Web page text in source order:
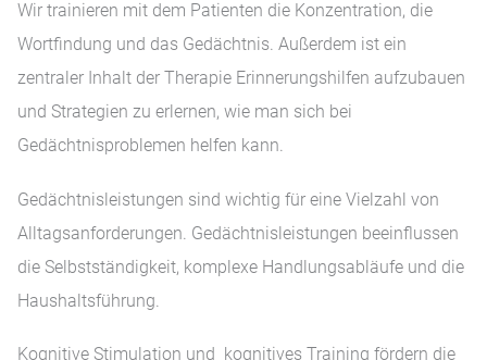
Wir trainieren mit dem Patienten die Konzentration, die
Wortfindung und das Gedächtnis. Außerdem ist ein
zentraler Inhalt der Therapie Erinnerungshilfen aufzubauen
und Strategien zu erlernen, wie man sich bei
Gedächtnisproblemen helfen kann.
Gedächtnisleistungen sind wichtig für eine Vielzahl von
Alltagsanforderungen. Gedächtnisleistungen beeinflussen
die Selbstständigkeit, komplexe Handlungsabläufe und die
Haushaltsführung.
Kognitive Stimulation und kognitives Training fördern die